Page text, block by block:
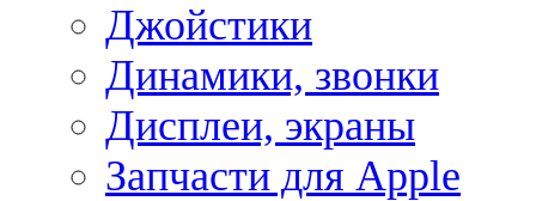
Джойстики
Динамики, звонки
Дисплеи, экраны
Запчасти для Apple